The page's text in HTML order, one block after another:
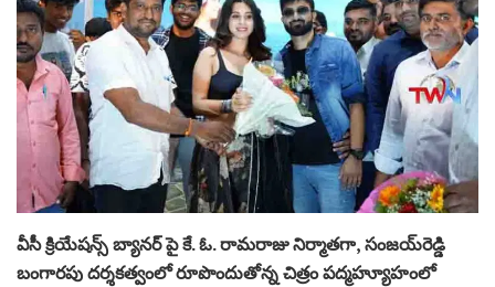
వీసీ క్రియేషన్స్ బ్యానర్ పై కే. ఓ. రామరాజు నిర్మాతగా, సంజయ్‌రెడ్డి
బంగారపు దర్శకత్వంలో రూపొందుతోన్న చిత్రం పద్మహ్యూహంలో